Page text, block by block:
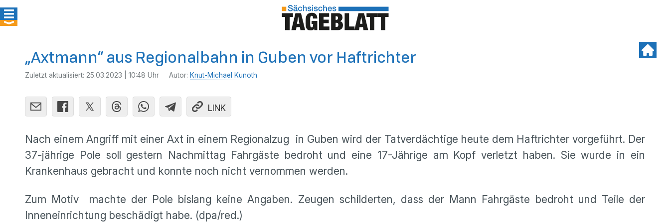
„Axtmann“ aus Regionalbahn in Guben vor Haftrichter
Zuletzt aktualisiert: 25.03.2023 | 10:48 Uhr Autor: Knut-Michael Kunoth
LINK
Nach einem Angriff mit einer Axt in einem Regionalzug in Guben wird der Tatverdächtige heute dem Haftrichter vorgeführt. Der
37-jährige Pole soll gestern Nachmittag Fahrgäste bedroht und eine 17-Jährige am Kopf verletzt haben. Sie wurde in ein
Krankenhaus gebracht und konnte noch nicht vernommen werden.
Zum Motiv machte der Pole bislang keine Angaben. Zeugen schilderten, dass der Mann Fahrgäste bedroht und Teile der
Inneneinrichtung beschädigt habe. (dpa/red.)